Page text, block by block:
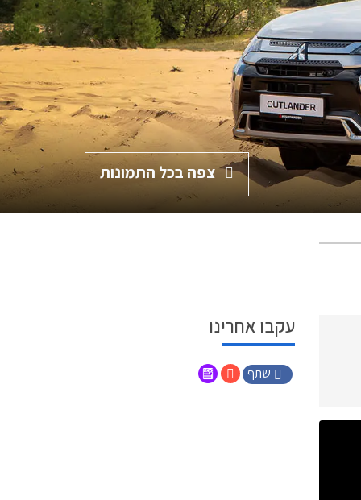
צפה בכל התמונות
עקבו אחרינו
שתף